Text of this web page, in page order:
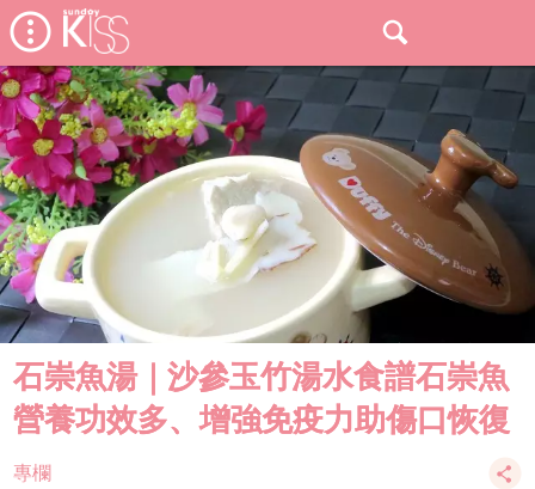
石崇魚湯｜沙參玉竹湯水食譜石崇魚
營養功效多、增強免疫力助傷口恢復
專欄